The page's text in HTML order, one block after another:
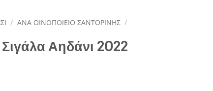
/ ΑΝΑ ΟΙΝΟΠΟΙΕΙΟ ΣΑΝΤΟΡΙΝΗΣ /
Αηδάνι 2022